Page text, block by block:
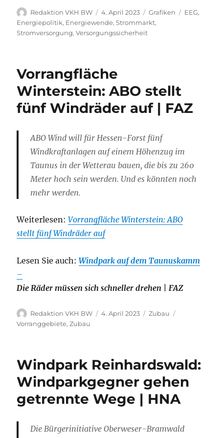
Autor
Redaktion VKH BW
Veröffentlicht
am
4. April 2023 Kategorien
Grafiken EEG,
Energiepolitik, Energiewende,Strommarkt,
Stromversorgung,Versorgungssicherheit
Vorrangfläche
Winterstein: ABO stellt
fünf Windräder auf | FAZ
ABO Wind will für Hessen-Forst fünf
Windkraftanlagen auf einem Höhenzug im
Taunus in der Wetterau bauen, die bis zu 260
Meter hoch sein werden. Und es könnten noch
mehr werden.
Weiterlesen:Vorrangfläche Winterstein: ABO
stellt fünf Windräder auf
Lesen Sie auch:Windpark auf dem Taunuskamm
–
Die Räder müssen sich schneller drehen | FAZ
Autor
Redaktion VKH BW
Veröffentlicht
4. April 2023 Kategorien
Zubau
Vorranggebiete,Zubau
Windpark Reinhardswald:
Windparkgegner gehen
getrennte Wege | HNA
Die Bürgerinitiative Oberweser-Bramwald